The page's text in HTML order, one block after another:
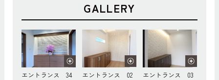
GALLERY
エントランス 34 エントランス 02 エントランス 03